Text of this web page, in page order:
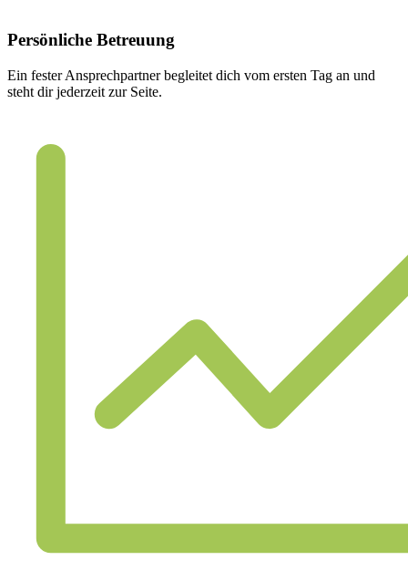
Persönliche Betreuung
Ein fester Ansprechpartner begleitet dich vom ersten Tag an und
steht dir jederzeit zur Seite.